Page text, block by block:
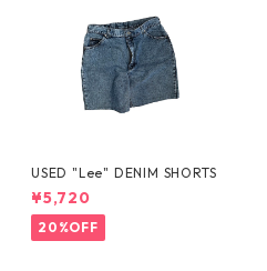
USED "Lee" DENIM SHORTS
¥5,720
20%OFF